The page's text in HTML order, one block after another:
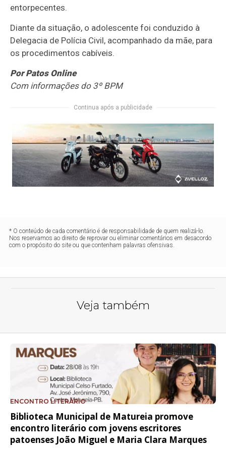
entorpecentes.
Diante da situação, o adolescente foi conduzido à
Delegacia de Polícia Civil, acompanhado da mãe, para
os procedimentos cabíveis.
Por Patos Online
Com informações do 3º BPM
Continua após a publicidade
* O conteúdo de cada comentário é de responsabilidade de quem realizá-lo.
Nos reservamos ao direito de reprovar ou eliminar comentários em desacordo
com o propósito do site ou que contenham palavras ofensivas.
Veja também
ENCONTRO LITERÁRIO
Biblioteca Municipal de Matureia promove
encontro literário com jovens escritores
patoenses João Miguel e Maria Clara Marques